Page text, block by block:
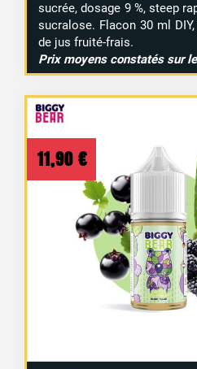
sucrée, dosage 9 %, steep
sucralose. Flacon 30 ml DIY,
de jus fruité-frais.
Prix moyens constatés sur
11,90 €